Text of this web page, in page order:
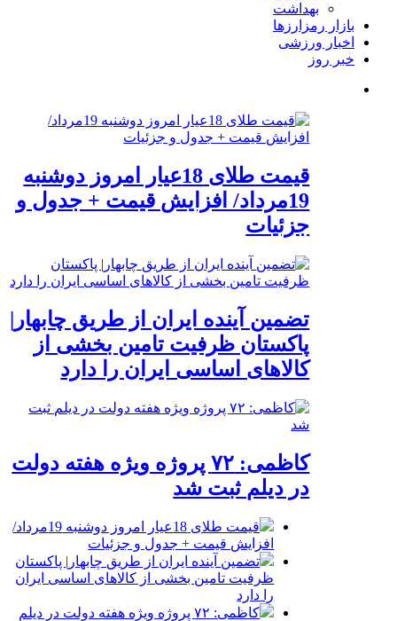
بهداشت
بازار رمزارزها
اخبار ورزشی
خبر روز
قیمت طلای 18عیار امروز دوشنبه
19مرداد/ افزایش قیمت + جدول و
جزئیات
تضمین آینده ایران از طریق چابهار|
پاکستان ظرفیت تامین بخشی از
کالاهای اساسی ایران را دارد
کاظمی: ۷۲ پروژه ویژه هفته دولت
در دیلم ثبت شد
قیمت طلای 18عیار امروز دوشنبه 19مرداد/
افزایش قیمت + جدول و جزئیات
تضمین آینده ایران از طریق چابهار| پاکستان
ظرفیت تامین بخشی از کالاهای اساسی ایران
را دارد
کاظمی: ۷۲ پروژه ویژه هفته دولت در دیلم